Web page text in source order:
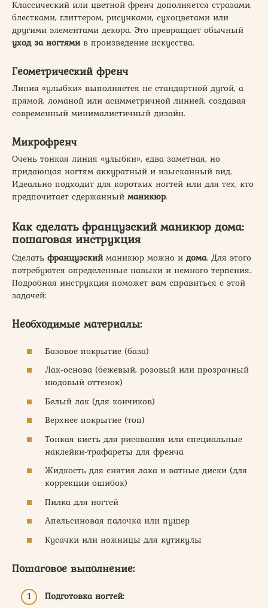
Классический или цветной френч дополняется стразами,
блестками, глиттером, рисунками, сухоцветами или
другими элементами декора. Это превращает обычный
уход за ногтямив произведение искусства.
Геометрический френч
Линия «улыбки» выполняется не стандартной дугой, а
прямой, ломаной или асимметричной линией, создавая
современный минималистичный дизайн.
Микрофренч
Очень тонкая линия «улыбки», едва заметная, но
придающая ногтям аккуратный и изысканный вид.
Идеально подходит для коротких ногтей или для тех, кто
предпочитает сдержанный маникюр.
Как сделать французский маникюр дома:
пошаговая инструкция
Сделать французскийманикюр можно и дома. Для этого
потребуются определенные навыки и немного терпения.
Подробная инструкция поможет вам справиться с этой
задачей:
Необходимые материалы:
Базовое покрытие (база)
Лак-основа (бежевый, розовый или прозрачный
нюдовый оттенок)
Белый лак (для кончиков)
Верхнее покрытие (топ)
Тонкая кисть для рисования или специальные
наклейки-трафареты для френча
Жидкость для снятия лака и ватные диски (для
коррекции ошибок)
Пилка для ногтей
Апельсиновая палочка или пушер
Кусачки или ножницы для кутикулы
Пошаговое выполнение:
Подготовка ногтей: